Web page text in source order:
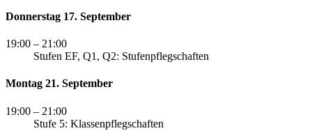
Donnerstag 17. September
19:00 – 21:00
Stufen EF, Q1, Q2: Stufenpflegschaften
Montag 21. September
19:00 – 21:00
Stufe 5: Klassenpflegschaften